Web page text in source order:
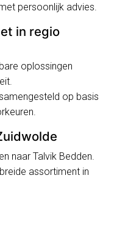
persoonlijk advies.
in regio
oplossingen
op basis
naar Talvik Bedden.
assortiment in